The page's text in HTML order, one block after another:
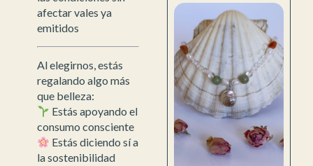
afectar vales ya
emitidos
Al elegirnos, estás
regalando algo más
que belleza:
Estás apoyando el
consumo consciente
Estás diciendo sí a
la sostenibilidad